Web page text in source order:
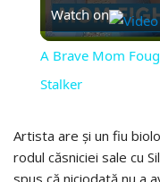
Watch on
A Brave Mom
Stalker
Artista are și un fiu
rodul căsniciei sale cu